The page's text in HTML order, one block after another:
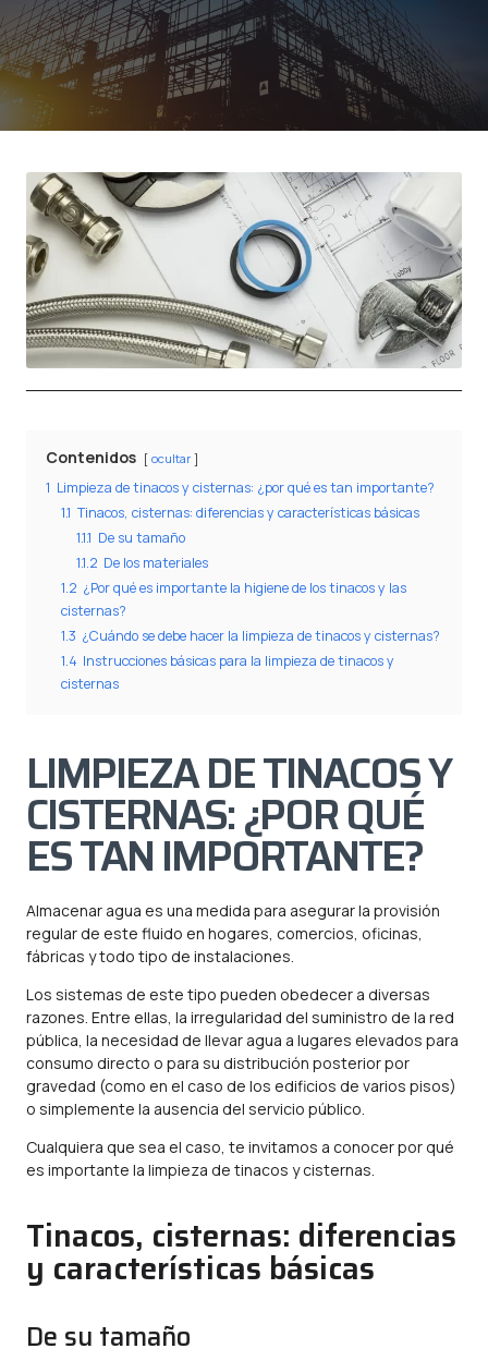
Contenidos ocultar
1 Limpieza de tinacos y cisternas: ¿por qué es tan importante?
1.1 Tinacos, cisternas: diferencias y características básicas
1.1.1 De su tamaño
1.1.2 De los materiales
1.2 ¿Por qué es importante la higiene de los tinacos y las
cisternas?
1.3 ¿Cuándo se debe hacer la limpieza de tinacos y cisternas?
1.4 Instrucciones básicas para la limpieza de tinacos y
cisternas
LIMPIEZA DE TINACOS Y
CISTERNAS: ¿POR QUÉ
ES TAN IMPORTANTE?
Almacenar agua es una medida para asegurar la provisión
regular de este fluido en hogares, comercios, oficinas,
fábricas y todo tipo de instalaciones.
Los sistemas de este tipo pueden obedecer a diversas
razones. Entre ellas, la irregularidad del suministro de la red
pública, la necesidad de llevar agua a lugares elevados para
consumo directo o para su distribución posterior por
gravedad (como en el caso de los edificios de varios pisos)
o simplemente la ausencia del servicio público.
Cualquiera que sea el caso, te invitamos a conocer por qué
es importante la limpieza de tinacos y cisternas.
Tinacos, cisternas: diferencias
y características básicas
De su tamaño